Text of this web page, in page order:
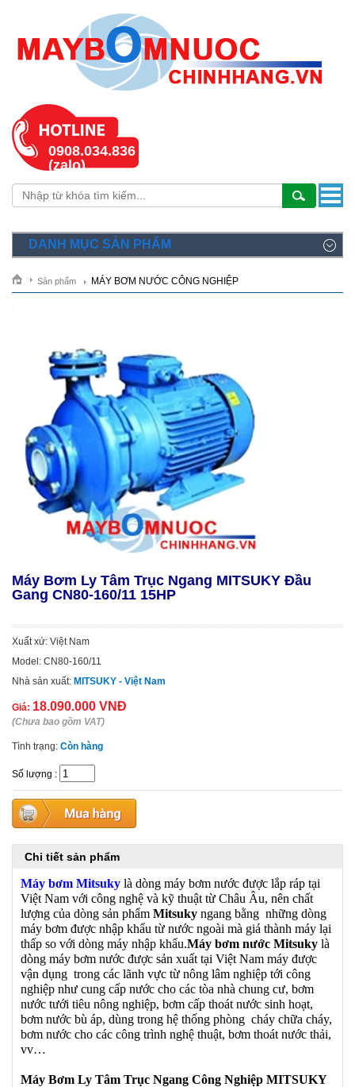
0908.034.836
(zalo)
DANH MỤC SẢN PHẨM
Sản phẩm MÁY BƠM NƯỚC CÔNG NGHIỆP
Máy Bơm Ly Tâm Trục Ngang MITSUKY Đầu
Gang CN80-160/11 15HP
Xuất xứ: Việt Nam
Model: CN80-160/11
Nhà sản xuất: MITSUKY - Việt Nam
Giá: 18.090.000 VNĐ
(Chưa bao gồm VAT)
Tình trạng: Còn hàng
Số lượng :
Chi tiết sản phẩm
Máy bơm Mitsuky là dòng máy bơm nước được lắp ráp tại
Việt Nam với công nghệ và kỹ thuật từ Châu Âu, nên chất
lượng của dòng sản phẩm Mitsuky ngang bằng những dòng
máy bơm được nhập khẩu từ nước ngoài mà giá thành máy lại
thấp so với dòng máy nhập khẩu.Máy bơm nước Mitsuky là
dòng máy bơm nước được sản xuất tại Việt Nam máy được
vận dụng trong các lãnh vực từ nông lâm nghiệp tới công
nghiệp như cung cấp nước cho các tòa nhà chung cư, bơm
nước tưới tiêu nông nghiệp, bơm cấp thoát nước sinh hoạt,
bơm nước bù áp, dùng trong hệ thống phòng cháy chữa cháy,
bơm nước cho các công trình nghệ thuật, bơm thoát nước thải,
vv…
Máy Bơm Ly Tâm Trục Ngang Công Nghiệp MITSUKY